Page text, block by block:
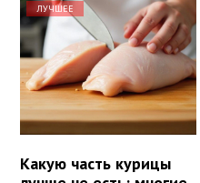
ЛУЧШЕЕ
Какую часть курицы